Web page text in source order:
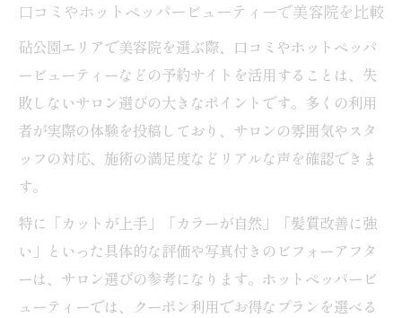
口コミやホットペッパービューティーで美容院を比較
砧公園エリアで美容院を選ぶ際、口コミやホットペッパ
ービューティーなどの予約サイトを活用することは、失
敗しないサロン選びの大きなポイントです。多くの利用
者が実際の体験を投稿しており、サロンの雰囲気やスタ
ッフの対応、施術の満足度などリアルな声を確認できま
す。
特に「カットが上手」「カラーが自然」「髪質改善に強
い」といった具体的な評価や写真付きのビフォーアフタ
ーは、サロン選びの参考になります。ホットペッパービ
ューティーでは、クーポン利用でお得なプランを選べる